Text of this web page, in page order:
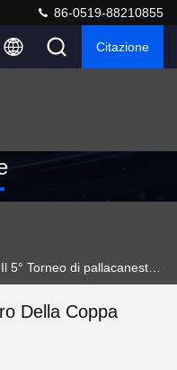
86-0519-88210855
Citazione
Della Coppa